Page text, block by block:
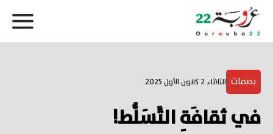
بصمات الثلاثاء 2 كانون الأول 2025
في ثقافَةِ التَّسَلُّط!